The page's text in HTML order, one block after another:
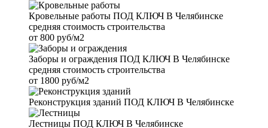
Кровельные работы ПОД КЛЮЧ В Челябинске
средняя стоимость строительства
от 800 руб/м2
Заборы и ограждения ПОД КЛЮЧ В Челябинске
средняя стоимость строительства
от 1800 руб/м2
Реконструкция зданий ПОД КЛЮЧ В Челябинске
Лестницы ПОД КЛЮЧ В Челябинске